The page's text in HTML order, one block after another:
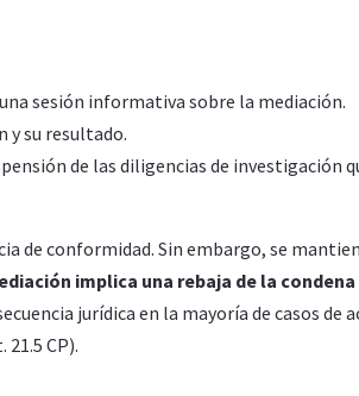
sesión informativa sobre la mediación.
y su resultado.
de las diligencias de investigación
de conformidad. Sin embargo, se
implica una rebaja de la
jurídica en la mayoría de casos de
CP).